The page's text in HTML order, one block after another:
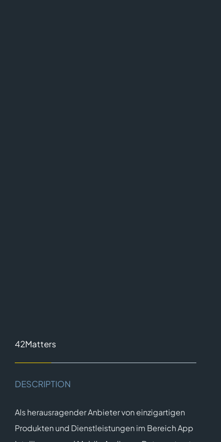
42Matters
DESCRIPTION
Als herausragender Anbieter von einzigartigen
Produkten und Dienstleistungen im Bereich App